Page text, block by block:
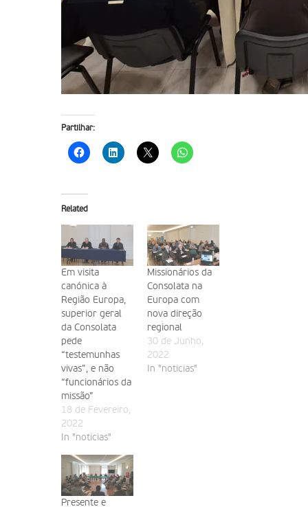
Partilhar:
Related
Em visita
canónica à
Região Europa,
superior geral
da Consolata
pede
“testemunhas
vivas”, e não
“funcionários da
missão”
18 de Fevereiro,
2022
In "noticias"
Missionários da
Consolata na
Europa com
nova direção
regional
30 de Junho,
2022
In "noticias"
Presente e